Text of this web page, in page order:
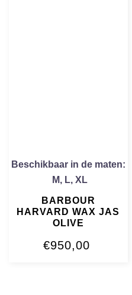
Beschikbaar in de maten:
M, L, XL
BARBOUR
HARVARD WAX JAS
OLIVE
€950,00